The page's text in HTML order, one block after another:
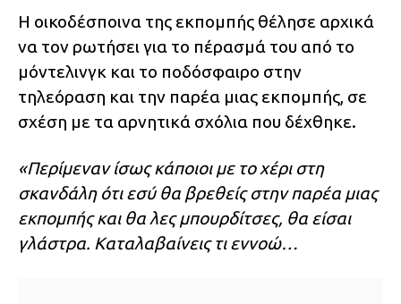
Η οικοδέσποινα της εκπομπής θέλησε αρχικά
να τον ρωτήσει για το πέρασμά του από το
μόντελινγκ και το ποδόσφαιρο στην
τηλεόραση και την παρέα μιας εκπομπής, σε
σχέση με τα αρνητικά σχόλια που δέχθηκε.
«Περίμεναν ίσως κάποιοι με το χέρι στη
σκανδάλη ότι εσύ θα βρεθείς στην παρέα μιας
εκπομπής και θα λες μπουρδίτσες, θα είσαι
γλάστρα. Καταλαβαίνεις τι εννοώ…